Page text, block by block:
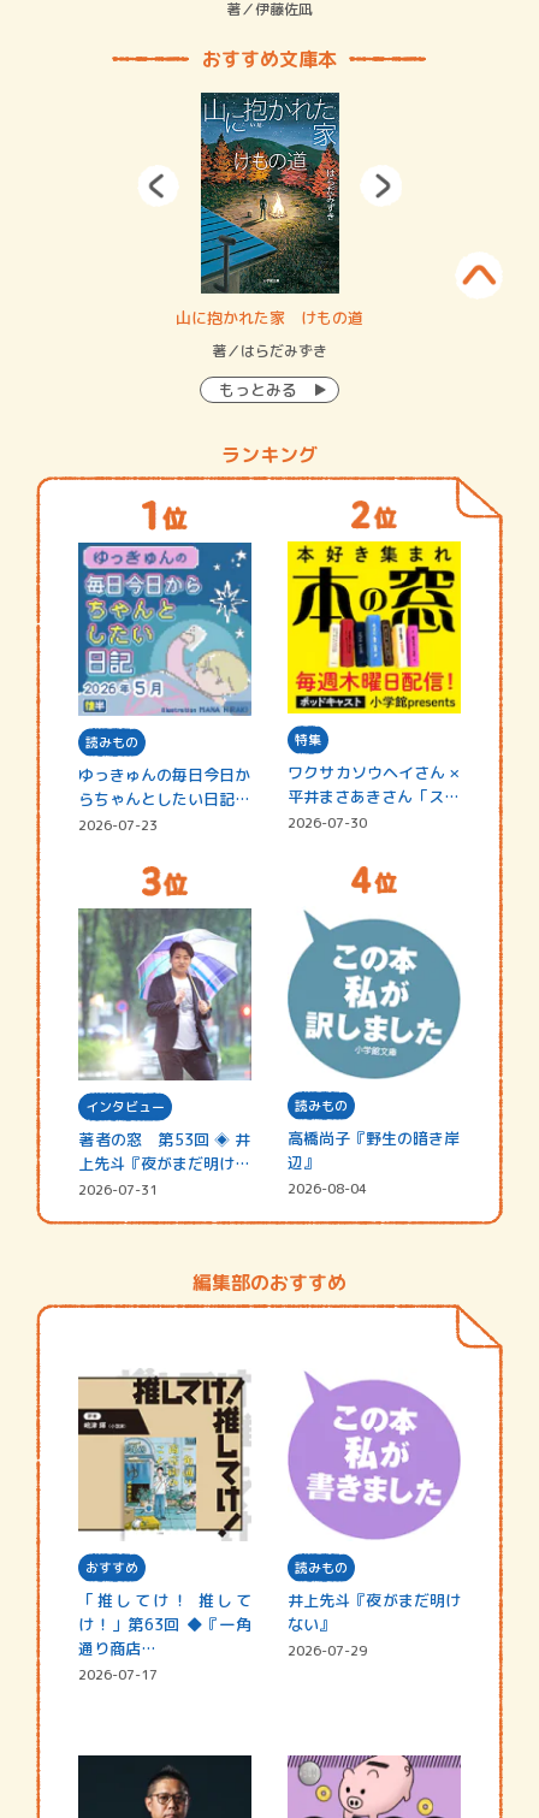
著／伊藤佐凪
おすすめ文庫本
山に抱かれた家 けもの道
著／はらだみずき
もっとみる
ランキング
読みもの
ゆっきゅんの毎日今日か
らちゃんとしたい日記
☆202…
2026-07-23
特集
ワクサカソウヘイさん ×
平井まさあきさん「スペ
シャ…
2026-07-30
インタビュー
著者の窓 第53回 ◈ 井
上先斗『夜がまだ明けな
い』
2026-07-31
読みもの
高橋尚子『野生の暗き岸
辺』
2026-08-04
編集部のおすすめ
おすすめ
「推してけ！ 推して
け！」第63回 ◆『一角
通り商店…
2026-07-17
読みもの
井上先斗『夜がまだ明け
ない』
2026-07-29